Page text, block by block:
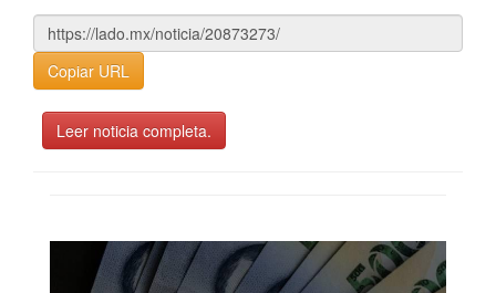
Copiar URL
Leer noticia completa.